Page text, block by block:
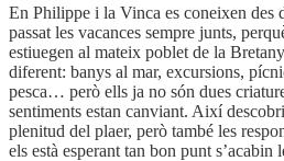
En Philippe i la Vinca es coneixen des
passat les vacances sempre junts,
estiuegen al mateix poblet de la
diferent: banys al mar, excursions,
pesca… però ells ja no són dues
sentiments estan canviant. Així
plenitud del plaer, però també les
els està esperant tan bon punt s’acabin